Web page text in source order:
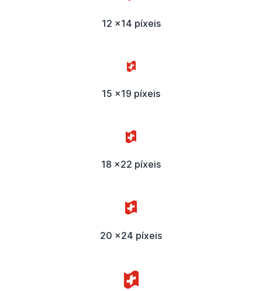
12 x14 píxeis
15 x19 píxeis
18 x22 píxeis
20 x24 píxeis